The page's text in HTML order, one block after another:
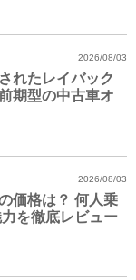
れたレイバック
期型の中古車オ
2026/08/03
価格は？ 何人乗
を徹底レビュー
2026/08/03